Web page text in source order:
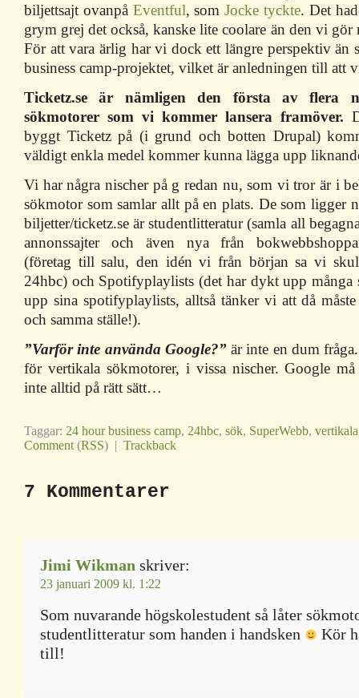
biljettsajt ovanpå Eventful, somJocke tyckte. Det
grym grej det också, kanske lite coolare än den vi gör
För att vara ärlig har vi dock ett längre perspektiv än
business camp-projektet, vilket är anledningen till att
Ticketz.se är nämligen den första av flera
sökmotorer som vi kommer lansera framöver.
byggt Ticketz på (i grund och botten Drupal)
väldigt enkla medel kommer kunna lägga upp
Vi har några nischer på g redan nu, som vi tror är i
sökmotor som samlar allt på en plats. De som ligger
biljetter/ticketz.se är studentlitteratur (samla all
annonssajter och även nya från
(företag till salu, den idén vi från början sa vi
24hbc) och Spotifyplaylists (det har dykt upp många
upp sina spotifyplaylists, alltså tänker vi att då
och samma ställe!).
”Varför inte använda Google?”är inte en dum
för vertikala sökmotorer, i vissa nischer. Google
inte alltid på rätt sätt…
Taggar: 24 hour business camp, 24hbc, sök, SuperWebb,
Comment (RSS) | Trackback
7 Kommentarer
Jimi Wikman skriver:
23 januari 2009 kl. 1:22
Som nuvarande högskolestudent så låter
studentlitteratur som handen i handsken
Kör
till!